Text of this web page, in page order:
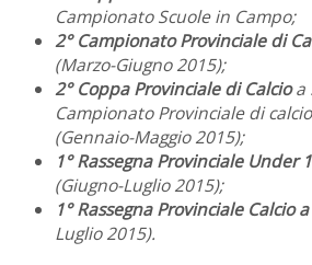
Campionato Scuole in Campo;
2° Campionato Provinciale di
(Marzo-Giugno 2015);
2° Coppa Provinciale di Calcioa
Campionato Provinciale di
(Gennaio-Maggio 2015);
1° Rassegna Provinciale Under
(Giugno-Luglio 2015);
1° Rassegna Provinciale Calcio
Luglio 2015).